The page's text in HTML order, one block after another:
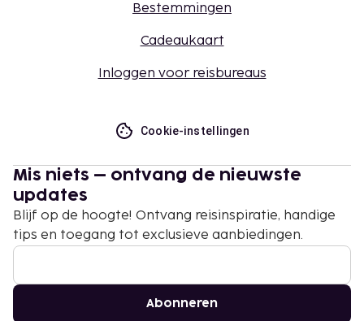
Bestemmingen
Cadeaukaart
Inloggen voor reisbureaus
Cookie-instellingen
Mis niets – ontvang de nieuwste
updates
Blijf op de hoogte! Ontvang reisinspiratie, handige
tips en toegang tot exclusieve aanbiedingen.
Abonneren